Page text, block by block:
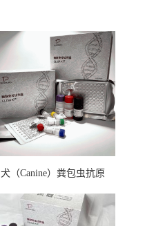
犬（Canine）粪包虫抗原